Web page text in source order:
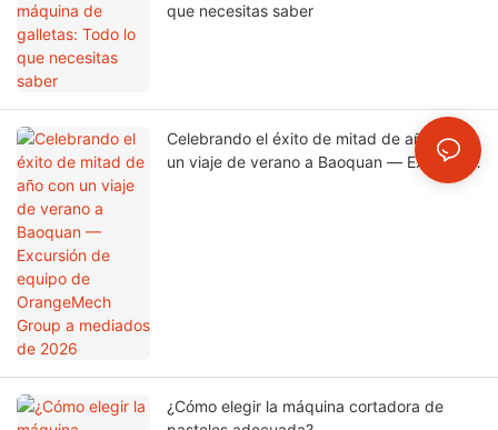
que necesitas saber
Celebrando el éxito de mitad de año con
un viaje de verano a Baoquan — Excursión
¿Cómo elegir la máquina cortadora de